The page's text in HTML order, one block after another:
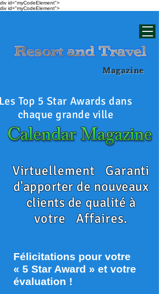
div id="myCodeElement">
div id="myCodeElement">
Magazine
Top 5 Star Awards dans
chaque grande ville
Virtuellement
Garanti
d'apporter de nouveaux
clients de qualité à
votre
Affaires.
Félicitations pour votre
« 5 Star Award » et votre
évaluation !